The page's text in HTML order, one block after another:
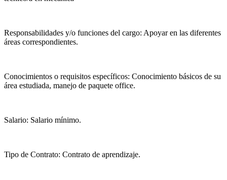
Responsabilidades y/o funciones del cargo: Apoyar en las diferentes
áreas correspondientes.
Conocimientos o requisitos específicos: Conocimiento básicos de su
área estudiada, manejo de paquete office.
Salario: Salario mínimo.
Tipo de Contrato: Contrato de aprendizaje.